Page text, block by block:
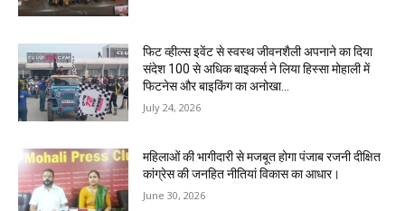
फिट व्हील्स इवेंट से स्वस्थ जीवनशैली अपनाने का दिया
संदेश 100 से अधिक बाइकर्स ने लिया हिस्सा मोहाली में
फिटनेस और बाइकिंग का अनोखा...
July 24, 2026
महिलाओं की भागीदारी से मजबूत होगा पंजाब रजनी दीक्षित
कांग्रेस की जनहित नीतियां विकास का आधार।
June 30, 2026